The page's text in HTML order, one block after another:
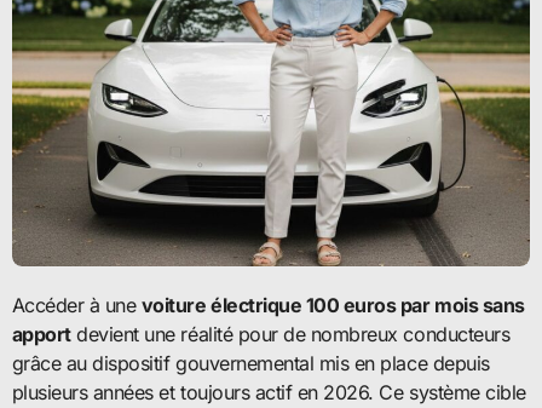
Accéder à une voiture électrique 100 euros par mois sans
apportdevient une réalité pour de nombreux conducteurs
grâce au dispositif gouvernemental mis en place depuis
plusieurs années et toujours actif en 2026. Ce système cible